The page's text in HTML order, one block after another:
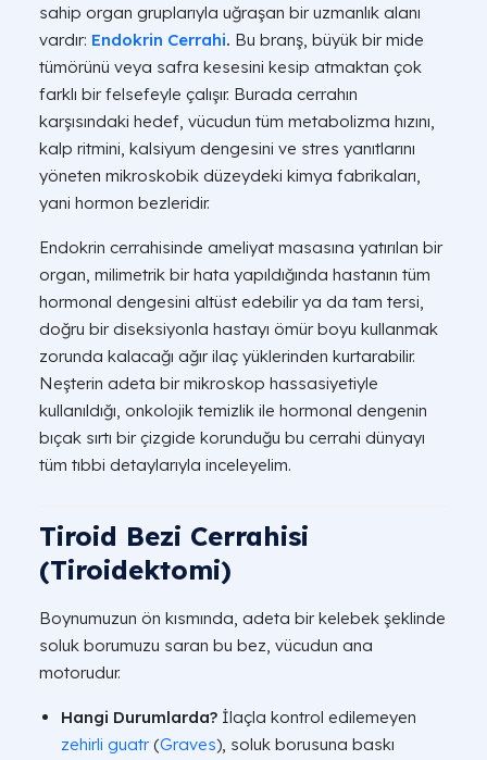
sahip organ gruplarıyla uğraşan bir uzmanlık alanı
vardır: Endokrin Cerrahi. Bu branş, büyük bir mide
tümörünü veya safra kesesini kesip atmaktan çok
farklı bir felsefeyle çalışır. Burada cerrahın
karşısındaki hedef, vücudun tüm metabolizma hızını,
kalp ritmini, kalsiyum dengesini ve stres yanıtlarını
yöneten mikroskobik düzeydeki kimya fabrikaları,
yani hormon bezleridir.
Endokrin cerrahisinde ameliyat masasına yatırılan bir
organ, milimetrik bir hata yapıldığında hastanın tüm
hormonal dengesini altüst edebilir ya da tam tersi,
doğru bir diseksiyonla hastayı ömür boyu kullanmak
zorunda kalacağı ağır ilaç yüklerinden kurtarabilir.
Neşterin adeta bir mikroskop hassasiyetiyle
kullanıldığı, onkolojik temizlik ile hormonal dengenin
bıçak sırtı bir çizgide korunduğu bu cerrahi dünyayı
tüm tıbbi detaylarıyla inceleyelim.
Tiroid Bezi Cerrahisi
(Tiroidektomi)
Boynumuzun ön kısmında, adeta bir kelebek şeklinde
soluk borumuzu saran bu bez, vücudun ana
motorudur.
Hangi Durumlarda? İlaçla kontrol edilemeyen
zehirli guatr(Graves), soluk borusuna baskı